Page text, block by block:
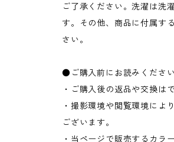
ご了承ください。洗濯は
す。その他、商品に付属す
さい。
●ご購入前にお読みください
・ご購入後の返品や交換は
・撮影環境や閲覧環境によ
ございます。
・当ページで販売するカラ